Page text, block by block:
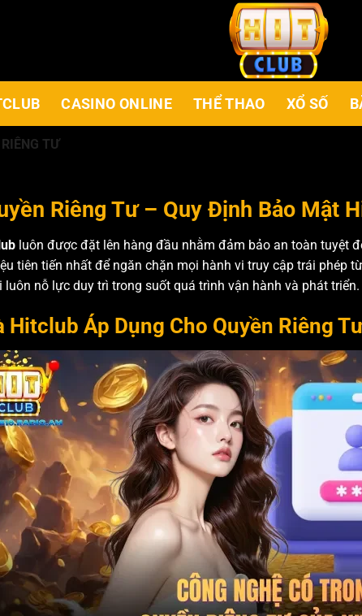
CASINO ONLINE THỂ THAO XỔ SỐ
TƯ
Riêng Tư – Quy Định Bảo Mật
luôn được đặt lên hàng đầu nhằm đảm bảo an toàn tuyệt
tiên tiến nhất để ngăn chặn mọi hành vi truy cập trái phép
nỗ lực duy trì trong suốt quá trình vận hành và phát triển.
Hitclub Áp Dụng Cho Quyền Riêng